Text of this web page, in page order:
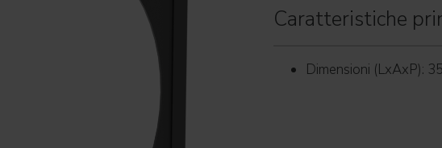
Caratteristiche
Dimensioni (LxAxP):